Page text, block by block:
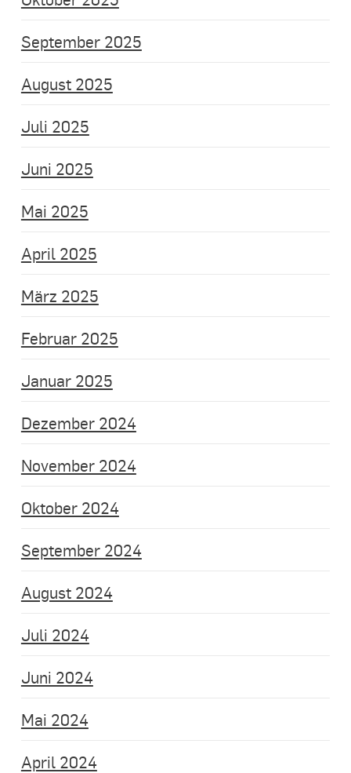
September 2025
August 2025
Juli 2025
Juni 2025
Mai 2025
April 2025
März 2025
Februar 2025
Januar 2025
Dezember 2024
November 2024
Oktober 2024
September 2024
August 2024
Juli 2024
Juni 2024
Mai 2024
April 2024